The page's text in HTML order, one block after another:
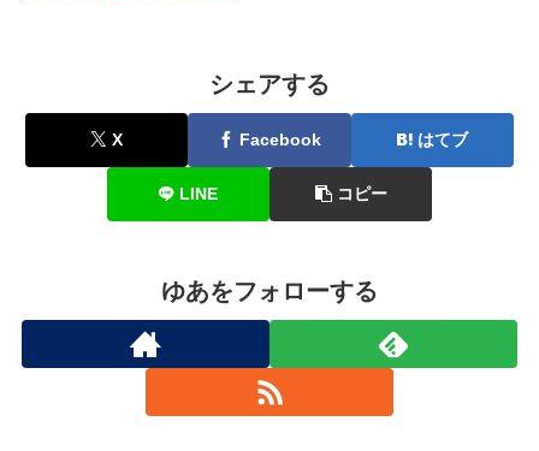
シェアする
X Facebook はてブ
LINE コピー
ゆあをフォローする